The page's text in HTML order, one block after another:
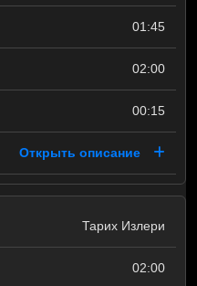
01:45
02:00
00:15
Открыть описание
Тарих Излери
02:00